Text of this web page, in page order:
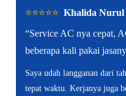
⭐️⭐️⭐️⭐️⭐️ Khalida Nurul
“Service AC nya cepat,
beberapa kali pakai
Saya udah langganan dari
tepat waktu. Kerjanya juga